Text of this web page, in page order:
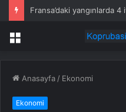
Fransa’daki yangınlarda
Menü
Anasayfa / Ekonomi
Ekonomi